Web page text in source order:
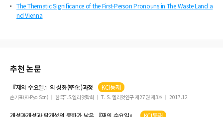
The Thematic Significance of the First-Person Pronouns in The Waste Land a
nd Vienna
추천 논문
『재의 수요일』의 성화(聖化)과정 KCI등재
손기표(Ki-Pyo Son) 한국T.S.엘리엇학회 T. S. 엘리엇연구 제27권 제3호 2017.12
개성과개성과 탈개성의 융화가 낳은 『재의 수요일』 KCI등재